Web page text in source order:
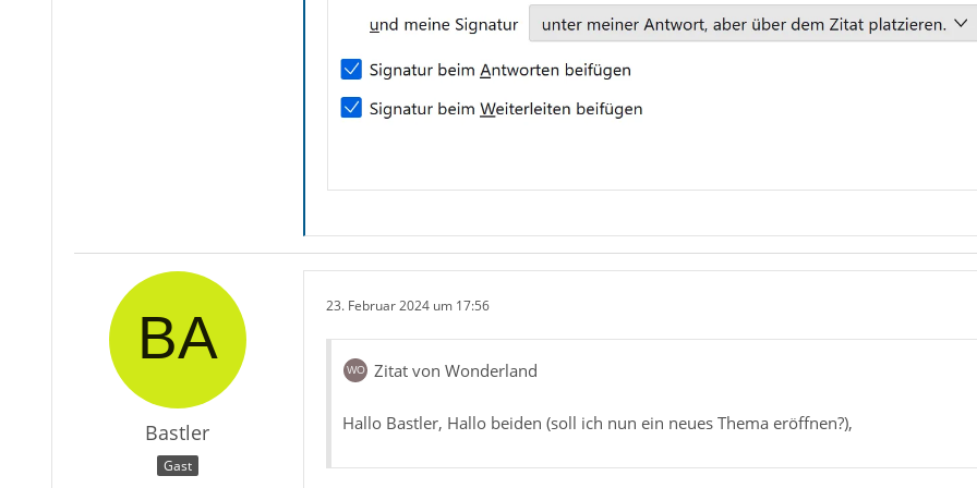
Bastler
Gast
23. Februar 2024 um 17:56
Zitat von Wonderland
Hallo Bastler, Hallo beiden (soll ich nun ein neues Thema eröffnen?),